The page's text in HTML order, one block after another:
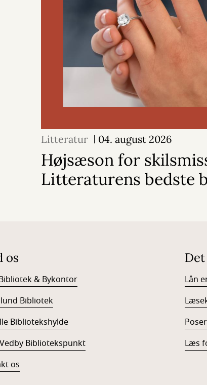
Litteratur 04. august 2026
Højsæson for
Litteraturens bedste
os
& Bykontor
Bibliotek
Bibliotekshylde
Bibliotekspunkt
os
Lån
Læs